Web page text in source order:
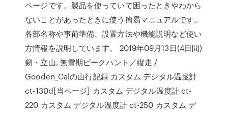
ページです。製品を使っていて困ったときやわから
ないことがあったときに使う簡易マニュアルです。
各部名称や事前準備、設置方法や機能説明など使い
方情報を説明しています。 2019年09月13日(4日間)
剱・立山, 無雪期ピークハント／縦走 /
Gooden_Calの山行記録 カスタム デジタル温度計
ct-130d[当ページ] カスタム デジタル温度計 ct-
220 カスタム デジタル温度計 ct-250 カスタム デ